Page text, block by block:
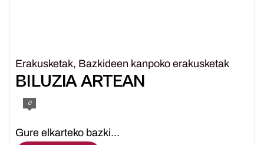
Erakusketak, Bazkideen kanpoko erakusketak
BILUZIA ARTEAN
0
Gure elkarteko bazki...